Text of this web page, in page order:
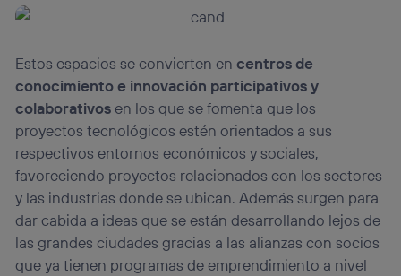
Estos espacios se convierten en centros de
conocimiento e innovación participativos y
colaborativosen los que se fomenta que los
proyectos tecnológicos estén orientados a sus
respectivos entornos económicos y sociales,
favoreciendo proyectos relacionados con los sectores
y las industrias donde se ubican. Además surgen para
dar cabida a ideas que se están desarrollando lejos de
las grandes ciudades gracias a las alianzas con socios
que ya tienen programas de emprendimiento a nivel
personalizado, ya que se basará únicamente en la
navegación del usuario del móvil.
“Administrar Utiq” en la parte inferior de esta página web o
visitando el portal de privacidad de Utiq
(“consenthub”) . Para más información, consulta
la política de privacidad de Utiq.